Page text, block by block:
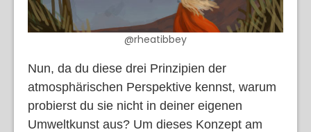
@rheatibbey
Nun, da du diese drei Prinzipien der
atmosphärischen Perspektive kennst, warum
probierst du sie nicht in deiner eigenen
Umweltkunst aus? Um dieses Konzept am